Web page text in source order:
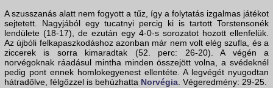
A szusszanás alatt nem fogyott a tűz, így a folytatás izgalmas játékot
sejtetett. Nagyjából egy tucatnyi percig ki is tartott Torstensonék
lendülete (18-17), de ezután egy 4-0-s sorozatot hozott ellenfelük.
Az újbóli felkapaszkodáshoz azonban már nem volt elég szufla, és a
ziccerek is sorra kimaradtak (52. perc: 26-20). A végén a
norvégoknak ráadásul mintha minden összejött volna, a svédeknél
pedig pont ennek homlokegyenest ellentéte. A legvégét nyugodtan
hátradőlve, félgőzzel is behúzhatta Norvégia. Végeredmény: 29-25.